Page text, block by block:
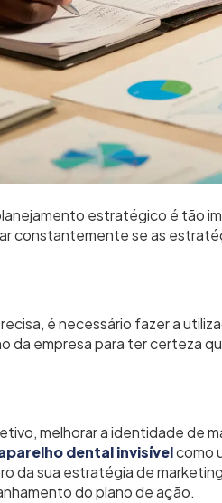
estratégico é tão
constantemente se as
é necessário fazer a
da empresa para ter certeza
melhorar a identidade de
dental invisívelcomo
da sua estratégia de
do plano de ação.